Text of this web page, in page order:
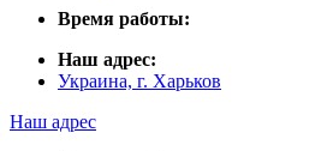
Время работы:
Наш адрес:
Украина, г. Харьков
Наш адрес